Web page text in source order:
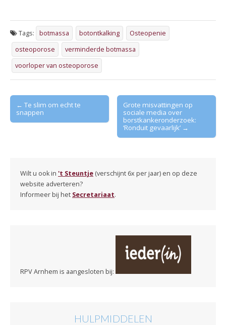
Tags: botmassa botontkalking
Osteopenie
osteoporose
verminderde botmassa
voorloper van osteoporose
Post
navigation
← Te slim om echt te
snappen
Grote misvattingen op
sociale media over
borstkankeronderzoek:
‘Ronduit gevaarlijk’ →
Wilt u ook in 't Steuntje (verschijnt 6x per jaar) en op deze
website adverteren?
Informeer bij het Secretariaat.
RPV Arnhem is aangesloten bij:
HULPMIDDELEN